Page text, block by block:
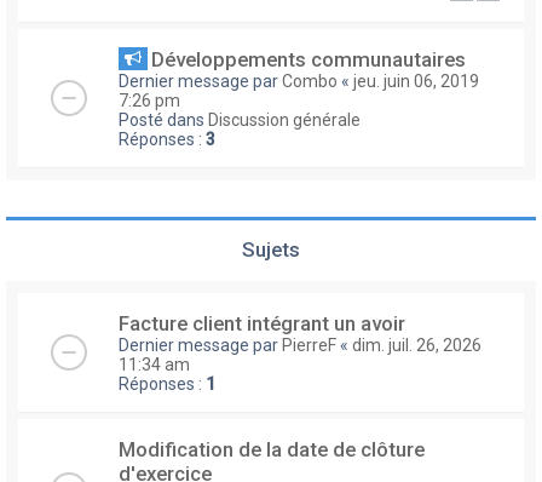
Développements communautaires
Dernier message parCombo « jeu. juin 06, 2019
7:26 pm
Posté dans Discussion générale
Réponses : 3
Sujets
Facture client intégrant un avoir
Dernier message parPierreF « dim. juil. 26, 2026
11:34 am
Réponses : 1
Modification de la date de clôture
d'exercice